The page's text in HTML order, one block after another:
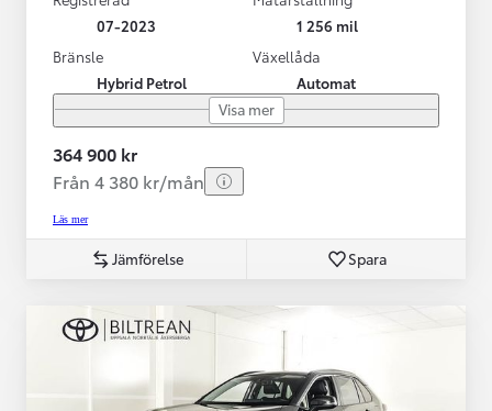
07-2023
1 256 mil
Bränsle
Hybrid Petrol
Växellåda
Automat
Visa mer
364 900 kr
Från 4 380 kr/mån
Läs mer
Jämförelse Spara